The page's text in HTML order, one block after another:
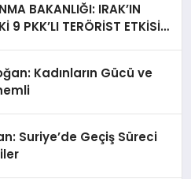
BAKANLIĞI: IRAK’IN
9 PKK’LI TERÖRİST ETKİSİZ
Kadınların Gücü ve
Suriye’de Geçiş Süreci